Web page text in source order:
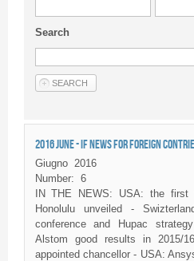
Search
2016 JUNE - IF NEWS FOR FOREIGN
Giugno
2016
Number: 6
IN THE NEWS: USA: the
Honolulu unveiled -
conference and Hupac
Alstom good results in 2015/
appointed chancellor - USA: